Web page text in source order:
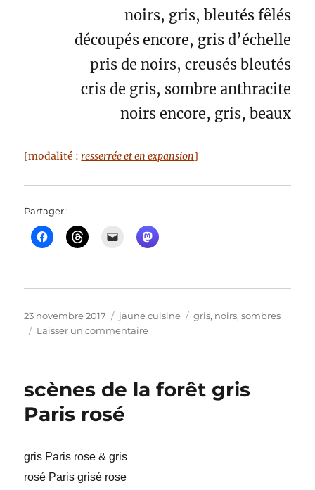
noirs, gris, bleutés fêlés
découpés encore, gris d’échelle
pris de noirs, creusés bleutés
cris de gris, sombre anthracite
noirs encore, gris, beaux
[modalité :resserrée et en expansion]
Partager :
Publié
le
23 novembre 2017 Catégories
jaune cuisine Étiquettes
gris, noirs,sombres
Laisser un commentairesur
scènes de la forêt gris
Paris rosé
gris Paris rose & gris
rosé Paris grisé rose